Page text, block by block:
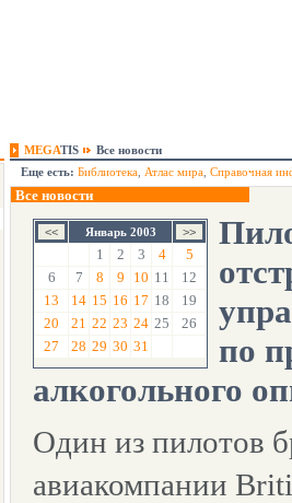
MEGATIS
Все новости
Еще есть: Библиотека Атлас мира Справочная
Все новости
Январь 2003
1 2 3 4
5
6
7 8 9 10 11
12
13
14 15 16 17 18
19
20
21 22 23 24 25
26
27
28 29 30 31
по
алкогольного
Один из пилотов
авиакомпании